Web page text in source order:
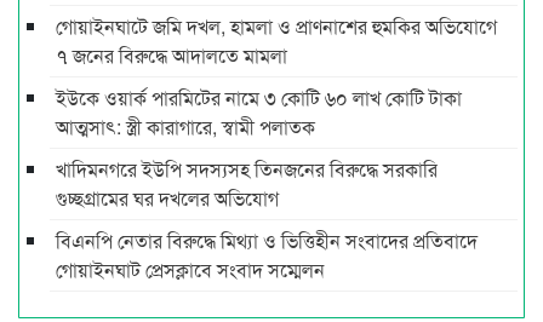
গোয়াইনঘাটে জমি দখল, হামলা ও প্রাণনাশের হুমকির অভিযোগে
৭ জনের বিরুদ্ধে আদালতে মামলা
ইউকে ওয়ার্ক পারমিটের নামে ৩ কোটি ৬০ লাখ কোটি টাকা
আত্মসাৎ: স্ত্রী কারাগারে, স্বামী পলাতক
খাদিমনগরে ইউপি সদস্যসহ তিনজনের বিরুদ্ধে সরকারি
গুচ্ছগ্রামের ঘর দখলের অভিযোগ
বিএনপি নেতার বিরুদ্ধে মিথ্যা ও ভিত্তিহীন সংবাদের প্রতিবাদে
গোয়াইনঘাট প্রেসক্লাবে সংবাদ সম্মেলন